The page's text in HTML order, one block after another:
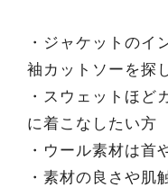
・ジャケットのイ
袖カットソーを探
・スウェットほど
に着こなしたい方
・ウール素材は首
・素材の良さや肌